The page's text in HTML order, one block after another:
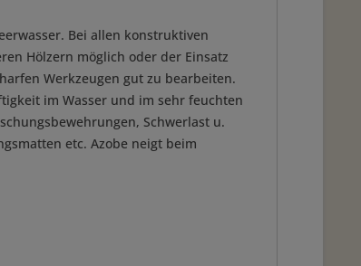
Bei allen konstruktiven
Hölzern möglich oder der Einsatz
Werkzeugen gut zu bearbeiten.
im Wasser und im sehr feuchten
Schwerlast u.
etc. Azobe neigt beim